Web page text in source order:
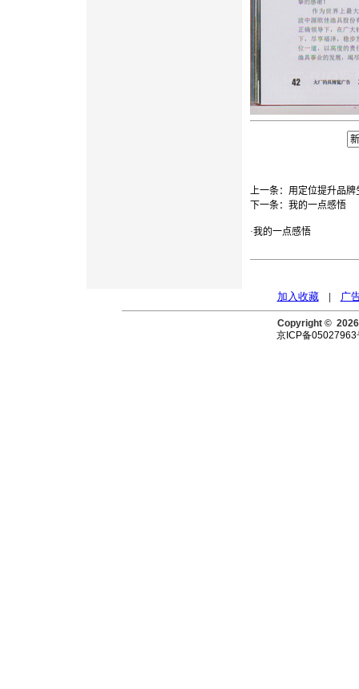
上一条： 用定位提升品牌
下一条： 我的一点感悟
·我的一点感悟